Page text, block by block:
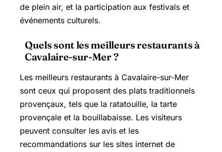
de plein air, et la participation aux festivals et
événements culturels.
Quels sont les meilleurs restaurants à
Cavalaire-sur-Mer ?
Les meilleurs restaurants à Cavalaire-sur-Mer
sont ceux qui proposent des plats traditionnels
provençaux, tels que la ratatouille, la tarte
provençale et la bouillabaisse. Les visiteurs
peuvent consulter les avis et les
recommandations sur les sites internet de